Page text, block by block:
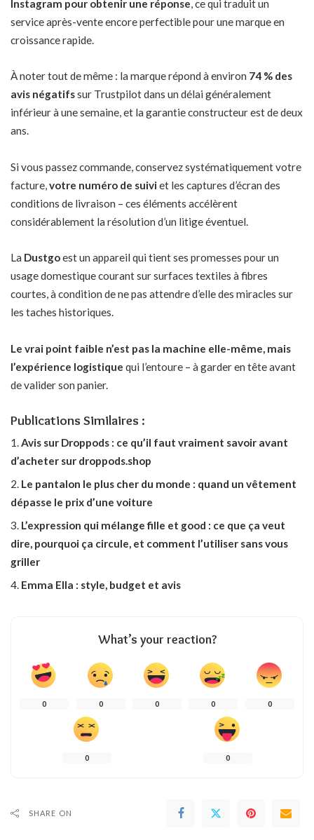
Instagram pour obtenir une réponse , ce qui traduit un
service après-vente encore perfectible pour une marque en
croissance rapide.
À noter tout de même : la marque répond à environ 74 % des
avis négatifssur Trustpilot dans un délai généralement
inférieur à une semaine, et la garantie constructeur est de deux
ans.
Si vous passez commande, conservez systématiquement votre
facture, votre numéro de suiviet les captures d’écran des
conditions de livraison – ces éléments accélèrent
considérablement la résolution d’un litige éventuel.
La Dustgoest un appareil qui tient ses promesses pour un
usage domestique courant sur surfaces textiles à fibres
courtes, à condition de ne pas attendre d’elle des miracles sur
les taches historiques.
Le vrai point faible n’est pas la machine elle-même, mais
l’expérience logistique qui l’entoure – à garder en tête avant
de valider son panier.
Publications Similaires :
Avis sur Droppods : ce qu’il faut vraiment savoir avant
d’acheter sur droppods.shop
Le pantalon le plus cher du monde : quand un vêtement
dépasse le prix d’une voiture
L’expression qui mélange fille et good : ce que ça veut
dire, pourquoi ça circule, et comment l’utiliser sans vous
griller
Emma Ella : style, budget et avis
What’s your reaction?
0 0 0 0 0
0 0
SHARE ON